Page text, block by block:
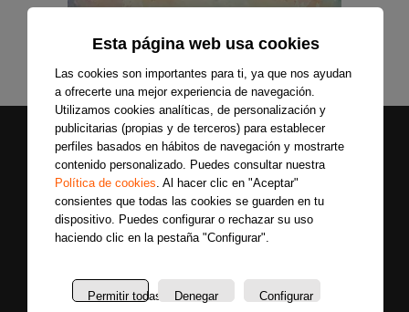
Esta página web usa cookies
Las cookies son importantes para ti, ya que nos ayudan
a ofrecerte una mejor experiencia de navegación.
Utilizamos cookies analíticas, de personalización y
publicitarias (propias y de terceros) para establecer
perfiles basados en hábitos de navegación y mostrarte
contenido personalizado. Puedes consultar nuestra
Política de cookies. Al hacer clic en "Aceptar"
consientes que todas las cookies se guarden en tu
dispositivo. Puedes configurar o rechazar su uso
haciendo clic en la pestaña "Configurar".
Permitir todas Denegar Configurar
Últimas
nosotros
La
Síguenos
Únete a nuestras